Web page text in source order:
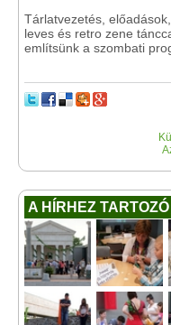
Tárlatvezetés,
leves és retro zene
említsünk a szombati
A HÍRHEZ